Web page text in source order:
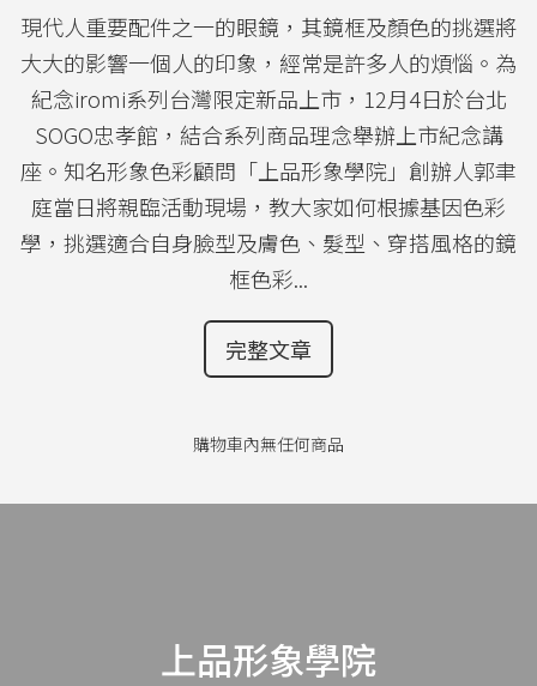
現代人重要配件之一的眼鏡，其鏡框及顏色的挑選將
大大的影響一個人的印象，經常是許多人的煩惱。為
紀念iromi系列台灣限定新品上市，12月4日於台北
SOGO忠孝館，結合系列商品理念舉辦上市紀念講
座。知名形象色彩顧問「上品形象學院」創辦人郭聿
庭當日將親臨活動現場，教大家如何根據基因色彩
學，挑選適合自身臉型及膚色、髮型、穿搭風格的鏡
框色彩...
完整文章
購物車內無任何商品
上品形象學院